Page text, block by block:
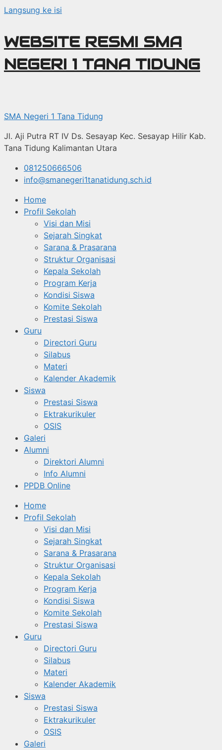
Langsung ke isi
WEBSITE RESMI SMA
NEGERI 1 TANA TIDUNG
SMA Negeri 1 Tana Tidung
Jl. Aji Putra RT IV Ds. Sesayap Kec. Sesayap Hilir Kab.
Tana Tidung Kalimantan Utara
081250666506
info@smanegeri1tanatidung.sch.id
Home
Profil Sekolah
Visi dan Misi
Sejarah Singkat
Sarana & Prasarana
Struktur Organisasi
Kepala Sekolah
Program Kerja
Kondisi Siswa
Komite Sekolah
Prestasi Siswa
Guru
Directori Guru
Silabus
Materi
Kalender Akademik
Siswa
Prestasi Siswa
Ektrakurikuler
OSIS
Galeri
Alumni
Direktori Alumni
Info Alumni
PPDB Online
Home
Profil Sekolah
Visi dan Misi
Sejarah Singkat
Sarana & Prasarana
Struktur Organisasi
Kepala Sekolah
Program Kerja
Kondisi Siswa
Komite Sekolah
Prestasi Siswa
Guru
Directori Guru
Silabus
Materi
Kalender Akademik
Siswa
Prestasi Siswa
Ektrakurikuler
OSIS
Galeri